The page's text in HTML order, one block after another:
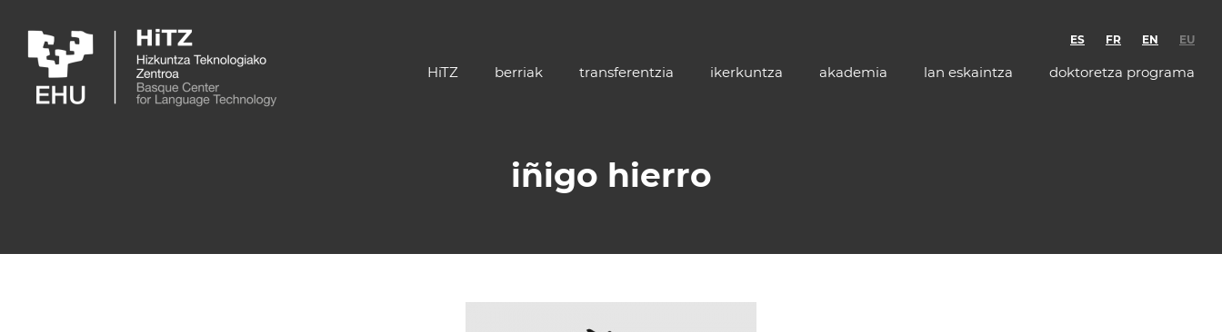
ES FR EN EU
HiTZ berriak transferentzia ikerkuntza akademia lan eskaintza doktoretza programa
iñigo hierro